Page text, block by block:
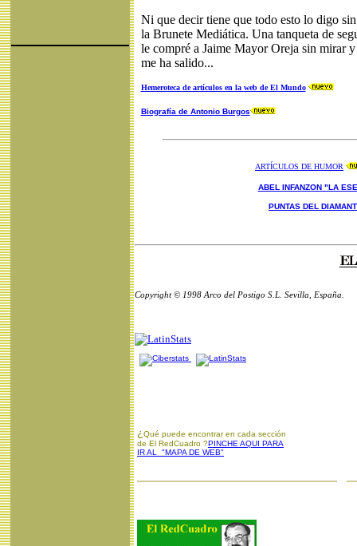
Ni que decir tiene que todo esto lo digo
la Brunete Mediática. Una tanqueta de
le compré a Jaime Mayor Oreja sin mirar
me ha salido...
Hemeroteca de artículos en la web de El Mundo
Biografía de Antonio Burgos
ARTÍCULOS DE HUMOR
ABEL INFANZON "LA
PUNTAS DEL
Copyright © 1998 Arco del Postigo S.L. Sevilla, España.
¿ Qué puede encontrar en cada sección
de El RedCuadro ?PINCHE AQUI PARA
IR AL "MAPA DE WEB"